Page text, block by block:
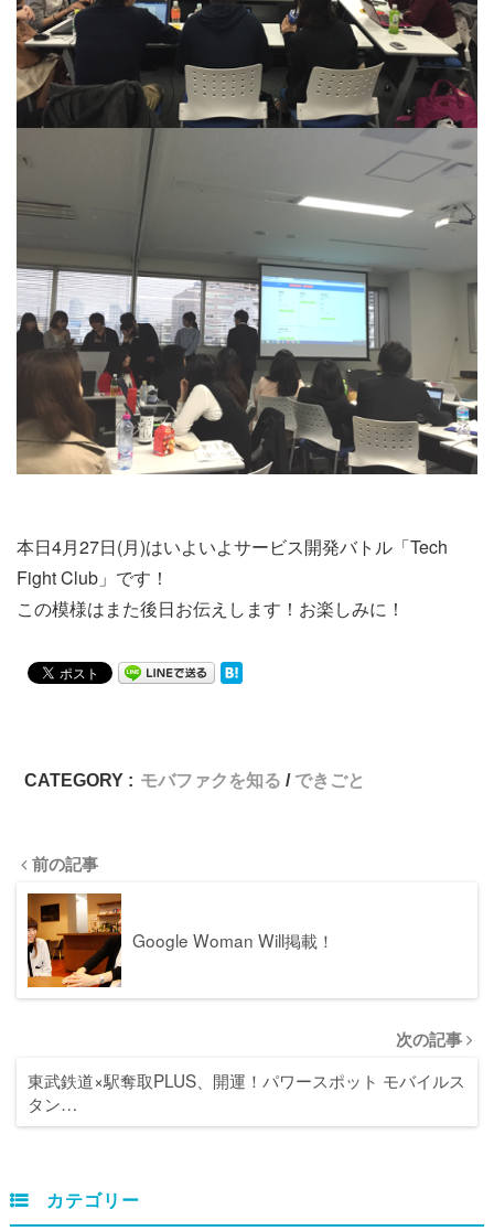
本日4月27日(月)はいよいよサービス開発バトル「Tech
Fight Club」です！
この模様はまた後日お伝えします！お楽しみに！
CATEGORY : モバファクを知る できごと
前の記事
Google Woman Will掲載！
次の記事
東武鉄道×駅奪取PLUS、開運！パワースポット モバイルス
タン…
カテゴリー